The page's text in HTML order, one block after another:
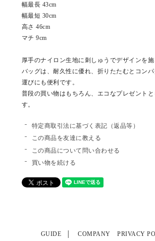
幅最長 43cm
幅最短 30cm
高さ 46cm
マチ 9cm
厚手のナイロン生地に刺しゅうでデザインを
バッグは、耐久性に優れ、折りたたむとコン
運びにも便利です。
普段の買い物はもちろん、エコなプレゼント
す。
特定商取引法に基づく表記（返品等）
この商品を友達に教える
この商品について問い合わせる
買い物を続ける
GUIDE COMPANY PRIVACY